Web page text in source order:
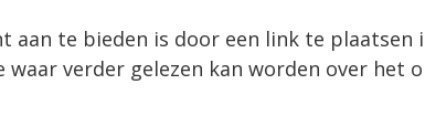
aan te bieden is door een link te plaatsen
verder gelezen kan worden over het